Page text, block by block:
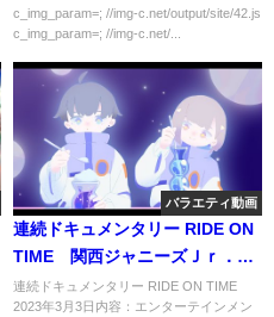
c_img_param=; //img-c.net/output/site/42.js
c_img_param=; //img-c.net/...
バラエティ動画
連続ドキュメンタリー RIDE ON
TIME 関西ジャニーズＪｒ．に
密着 3月3日
連続ドキュメンタリー RIDE ON TIME
2023年3月3日内容：エンターテインメン